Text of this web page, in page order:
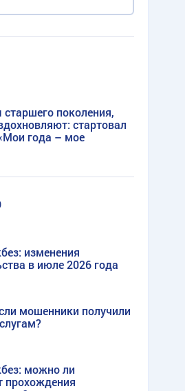
поколения,
стартовал
года – мое
изменения
в июле 2026 года
мошенники получили
можно ли
прохождения